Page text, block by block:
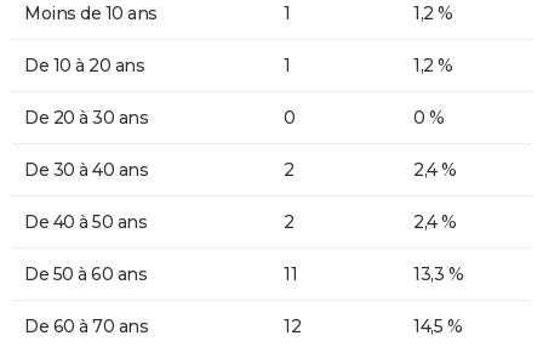
Moins de 10 ans 1 1,2 %
De 10 à 20 ans 1 1,2 %
De 20 à 30 ans 0 0 %
De 30 à 40 ans 2 2,4 %
De 40 à 50 ans 2 2,4 %
De 50 à 60 ans 11 13,3 %
De 60 à 70 ans 12 14,5 %